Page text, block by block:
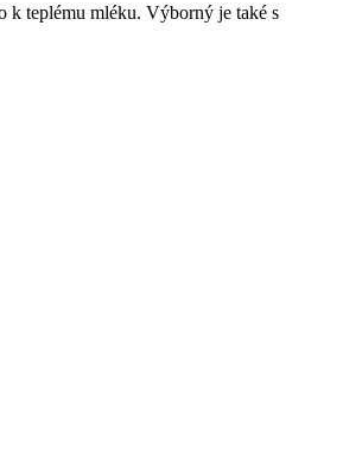
k teplému mléku. Výborný je také s